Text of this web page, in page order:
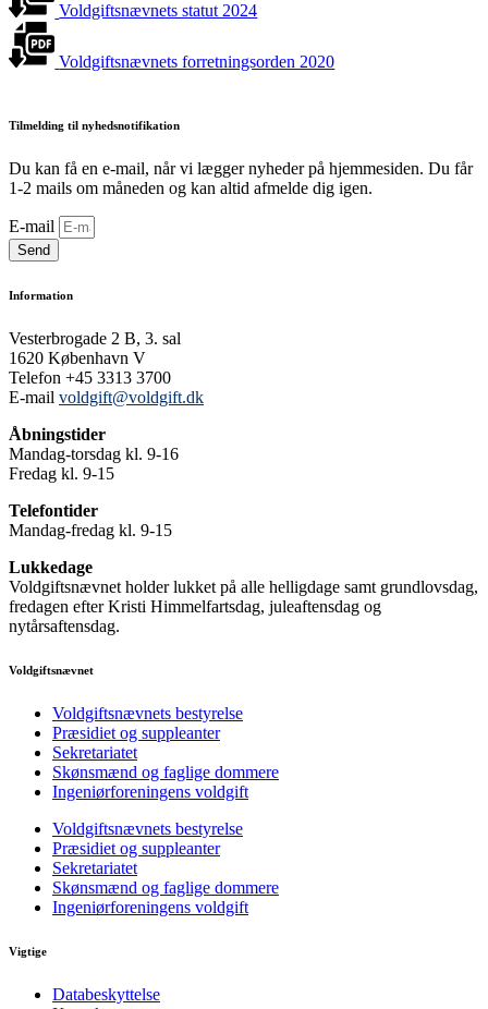
Voldgiftsnævnets statut 2024
Voldgiftsnævnets forretningsorden 2020
Tilmelding til nyhedsnotifikation
Du kan få en e-mail, når vi lægger nyheder på hjemmesiden. Du får
1-2 mails om måneden og kan altid afmelde dig igen.
E-mail
Send
Information
Vesterbrogade 2 B, 3. sal
1620 København V
Telefon +45 3313 3700
E-mail voldgift@voldgift.dk
Åbningstider
Mandag-torsdag kl. 9-16
Fredag kl. 9-15
Telefontider
Mandag-fredag kl. 9-15
Lukkedage
Voldgiftsnævnet holder lukket på alle helligdage samt grundlovsdag,
fredagen efter Kristi Himmelfartsdag, juleaftensdag og
nytårsaftensdag.
Voldgiftsnævnet
Voldgiftsnævnets bestyrelse
Præsidiet og suppleanter
Sekretariatet
Skønsmænd og faglige dommere
Ingeniørforeningens voldgift
Voldgiftsnævnets bestyrelse
Præsidiet og suppleanter
Sekretariatet
Skønsmænd og faglige dommere
Ingeniørforeningens voldgift
Vigtige
Databeskyttelse